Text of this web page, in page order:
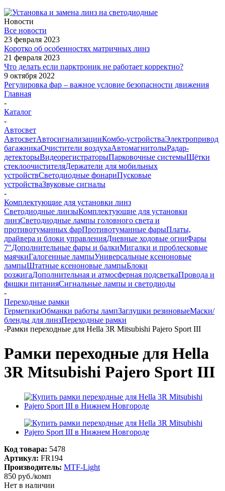
Новости
Все новости
23 февраля 2023
Коротко об особенностях матричных линз
21 февраля 2023
Что делать если парктроник не работает корректно?
9 октября 2022
Регулировка фар – важное условие безопасности движения
Главная
-
Каталог
-
Автосвет
АвтосветАвтосигнализацииКомбо-устройстваЭлектропривод
багажникаОчистители воздухаАвтомагнитолыРадар-
детекторыВидеорегистраторыПарковочные системыЩётки
стеклоочистителяДержатели для мобильных
устройствСветодиодные фонариПусковые
устройстваЗвуковые сигналы
-
Комплектующие для установки линз
Светодиодные линзыКомплектующие для установки
линзСветодиодные лампы головного света и
противотуманных фарПротивотуманные фарыПлаты,
драйвера и блоки управленияДневные ходовые огниФары
7"Дополнительные фары и балкиМигалки и проблесковые
маячкиГалогенные лампыУниверсальные ксеноновые
лампыШтатные ксеноновые лампыБлоки
розжигаДополнительная и атмосферная подсветкаПровода и
фишки питанияCигнальные лампы и светодиоды
-
Переходные рамки
ГерметикиОбманки работы лампЗаглушки резиновыеМаски/
бленды для линзПереходные рамки
-Рамки переходные для Hella 3R Mitsubishi Pajero Sport III
Рамки переходные для Hella
3R Mitsubishi Pajero Sport III
Код товара: 5478
Артикул: FR194
Производитель: MTF-Light
850 руб./комп
Нет в наличии